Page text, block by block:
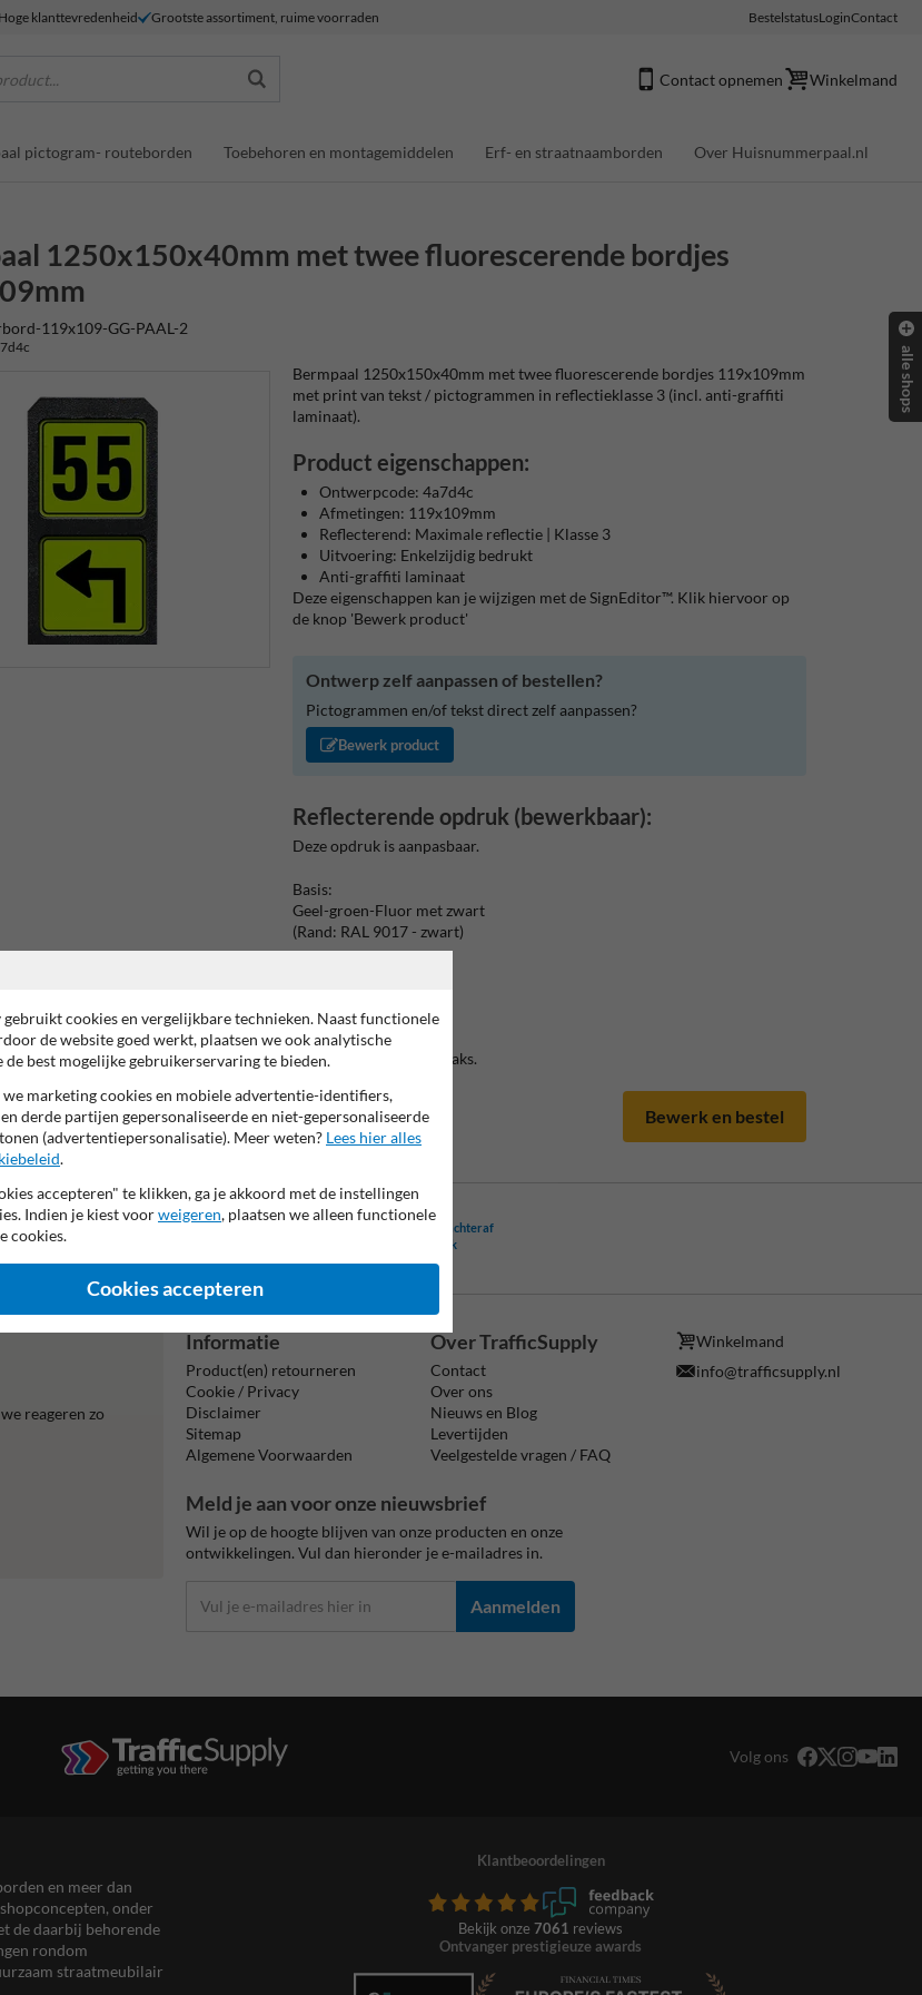
Hoge klanttevredenheid Grootste assortiment, ruime voorraden BestelstatusLoginContact
Contact opnemen Winkelmand
pictogram- routeborden Toebehoren en montagemiddelen Erf- en straatnaamborden Over Huisnummerpaal.nl
1250x150x40mm met twee fluorescerende bordjes
119x109-GG-PAAL-2
Bermpaal 1250x150x40mm met twee fluorescerende bordjes 119x109mm
met print van tekst / pictogrammen in reflectieklasse 3 (incl. anti-graffiti
laminaat).
Product eigenschappen:
Ontwerpcode: 4a7d4c
Afmetingen: 119x109mm
Reflecterend: Maximale reflectie | Klasse 3
Uitvoering: Enkelzijdig bedrukt
Anti-graffiti laminaat
Deze eigenschappen kan je wijzigen met de SignEditor™. Klik hiervoor op
de knop 'Bewerk product'
Ontwerp zelf aanpassen of bestellen?
Pictogrammen en/of tekst direct zelf aanpassen?
Bewerk product
Reflecterende opdruk (bewerkbaar):
Deze opdruk is aanpasbaar.
Basis:
Geel-groen-Fluor met zwart
(Rand: RAL 9017 - zwart)
picto:
Pictogram: Pijl links haaks.
Bewerk en bestel
Betaling achteraf
is mogelijk
reageren zo
Informatie
Product(en) retourneren
Cookie / Privacy
Disclaimer
Sitemap
Algemene Voorwaarden
Over TrafficSupply
Contact
Over ons
Nieuws en Blog
Levertijden
Veelgestelde vragen / FAQ
Winkelmand
info@trafficsupply.nl
Meld je aan voor onze nieuwsbrief
Wil je op de hoogte blijven van onze producten en onze
ontwikkelingen. Vul dan hieronder je e-mailadres in.
Aanmelden
Volg ons
en meer dan
onder
de daarbij behorende
rondom
straatmeubilair
Klantbeoordelingen
Bekijk onze 7061 reviews
Ontvanger prestigieuze awards
alle shops
cookies en vergelijkbare technieken. Naast functionele
de website goed werkt, plaatsen we ook analytische
de best mogelijke gebruikerservaring te bieden.
we marketing cookies en mobiele advertentie-identifiers,
derde partijen gepersonaliseerde en niet-gepersonaliseerde
(advertentiepersonalisatie). Meer weten? Lees hier alles
.
accepteren" te klikken, ga je akkoord met de instellingen
Indien je kiest voorweigeren, plaatsen we alleen functionele
cookies.
Cookies accepteren